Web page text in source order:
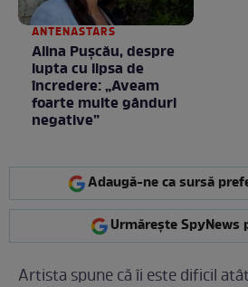
ANTENASTARS
Alina Pușcău, despre
lupta cu lipsa de
încredere: „Aveam
foarte multe gânduri
negative”
Adaugă-ne ca sursă
Urmărește SpyNews
Artista spune că îi este dificil